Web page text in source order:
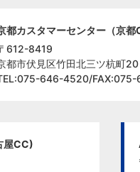
都カスタマーセンター（京都
612-8419
都市伏見区竹田北三ツ杭町20
646-4520/FAX:075-
屋CC)